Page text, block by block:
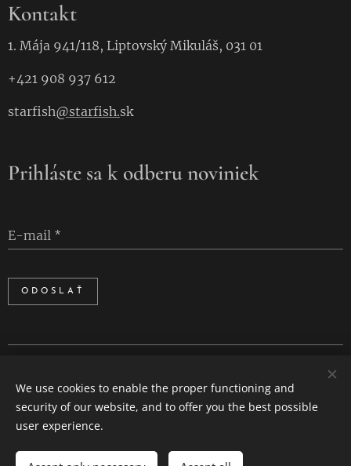
Kontakt
1. Mája 941/118, Liptovský Mikuláš, 031 01
+421 908 937 612
starfish@starfish.sk
Prihláste sa k odberu noviniek
E-mail
ODOSLAŤ
Languages
English
We use cookies to enable the proper functioning and
security of our website, and to offer you the best possible
user experience.